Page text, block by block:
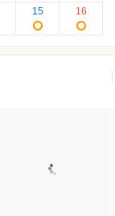
15 16